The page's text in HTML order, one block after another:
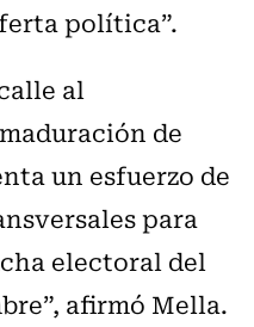
política”.
al
de
un esfuerzo de
para
electoral del
afirmó Mella.